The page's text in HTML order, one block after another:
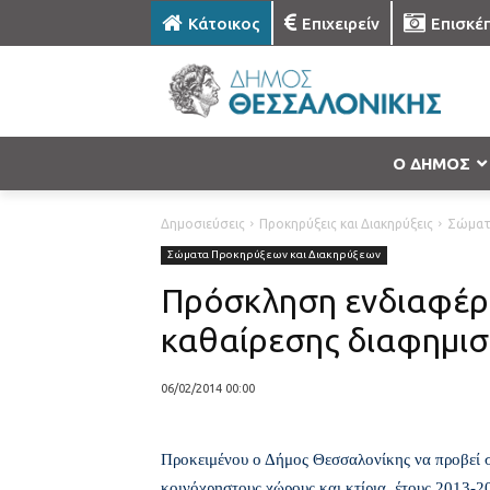
Κάτοικος Επιχειρείν
Ο ΔΗΜΟΣ
Δημοσιεύσεις Προκηρύξεις και Διακηρύξεις
Σώματα Προκηρύξεων και Διακηρύξεων
Πρόσκληση
καθαίρεσης
06/02/2014 00:00
Προκειμένου ο Δήμος Θεσσαλονίκης να προβεί